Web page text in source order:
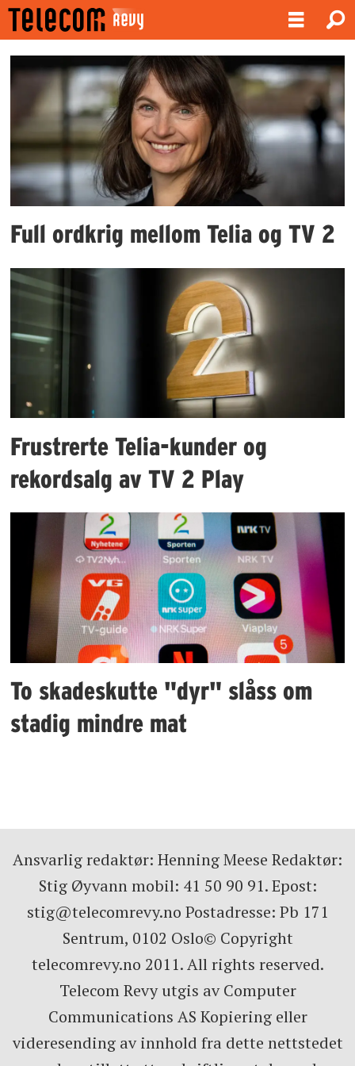
Emne:
konflikt
Full ordkrig mellom Telia og TV 2
Frustrerte Telia-kunder og
rekordsalg av TV 2 Play
To skadeskutte "dyr" slåss om
stadig mindre mat
Ansvarlig redaktør: Henning Meese Redaktør:
Stig Øyvann mobil: 41 50 90 91. Epost:
stig@telecomrevy.no Postadresse: Pb 171
Sentrum, 0102 Oslo© Copyright
telecomrevy.no 2011. All rights reserved.
Telecom Revy utgis av Computer
Communications AS Kopiering eller
videresending av innhold fra dette nettstedet